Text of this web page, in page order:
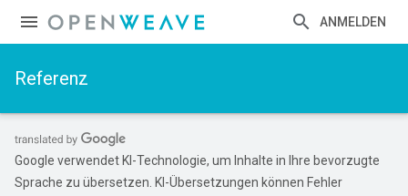
ANMELDEN
Referenz
Google verwendet KI-Technologie, um Inhalte in Ihre bevorzugte
Sprache zu übersetzen. KI-Übersetzungen können Fehler